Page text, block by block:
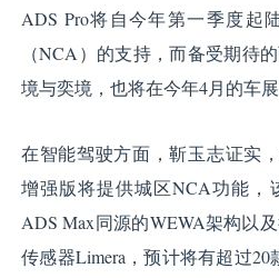
ADS Pro将自今年第一季度起
（NCA）的支持，而备受期
境与奕境，也将在今年4月的车展
在智能驾驶方面，靳玉志证实
增强版将提供城区NCA功能，
ADS Max同源的WEWA架构以
传感器Limera，预计将有超过